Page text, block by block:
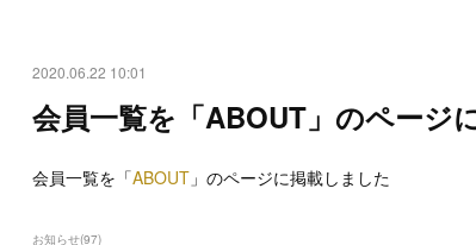
2020.06.22 10:01
会員一覧を「ABOUT」のページ
会員一覧を「ABOUT 」のページに掲載しました
お知らせ(97)